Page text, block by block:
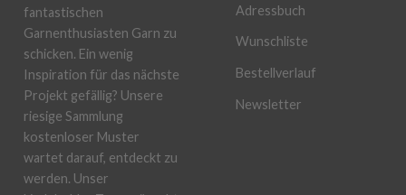
fantastischen
Garnenthusiasten Garn zu
schicken. Ein wenig
Inspiration für das nächste
Projekt gefällig? Unsere
riesige Sammlung
kostenloser Muster
wartet darauf, entdeckt zu
werden. Unser
Adressbuch
Wunschliste
Bestellverlauf
Newsletter